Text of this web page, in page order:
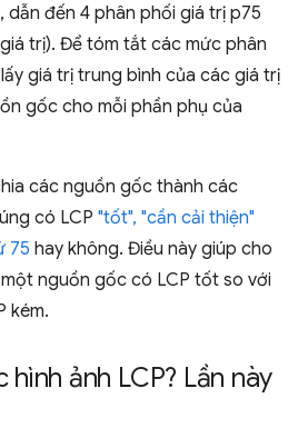
dẫn đến 4 phân phối giá trị p75
trị). Để tóm tắt các mức phân
giá trị trung bình của các giá trị
gốc cho mỗi phần phụ của
các nguồn gốc thành các
có LCP "tốt", "cần cải thiện"
75 hay không. Điều này giúp cho
nguồn gốc có LCP tốt so với
kém.
ảnh LCP? Lần này